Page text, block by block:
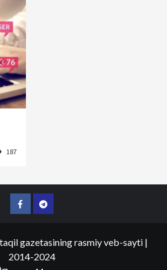
187
FacebookTelegram
gazetasining rasmiy veb-sayti |
2014-2024